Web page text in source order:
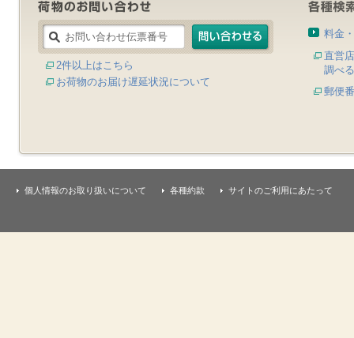
2件以上はこちら
お荷物のお届け遅延状況について
料金
直営
調べる
郵便
個人情報のお取り扱いについて 各種約款 サイトのご利用にあたって